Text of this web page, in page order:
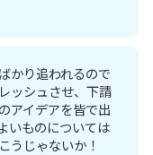
かり追われるので
ッシュさせ、下請
アイデアを皆で出
いものについては
うじゃないか！